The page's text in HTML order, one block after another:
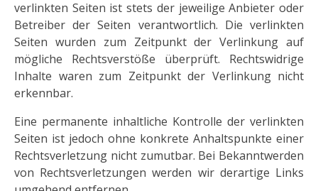
verlinkten Seiten ist stets der jeweilige Anbieter oder
Betreiber der Seiten verantwortlich. Die verlinkten
Seiten wurden zum Zeitpunkt der Verlinkung auf
mögliche Rechtsverstöße überprüft. Rechtswidrige
Inhalte waren zum Zeitpunkt der Verlinkung nicht
erkennbar.
Eine permanente inhaltliche Kontrolle der verlinkten
Seiten ist jedoch ohne konkrete Anhaltspunkte einer
Rechtsverletzung nicht zumutbar. Bei Bekanntwerden
von Rechtsverletzungen werden wir derartige Links